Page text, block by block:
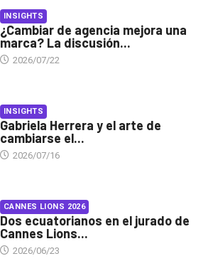
INSIGHTS
¿Cambiar de agencia mejora una
marca? La discusión...
2026/07/22
INSIGHTS
Gabriela Herrera y el arte de
cambiarse el...
2026/07/16
CANNES LIONS 2026
Dos ecuatorianos en el jurado de
Cannes Lions...
2026/06/23